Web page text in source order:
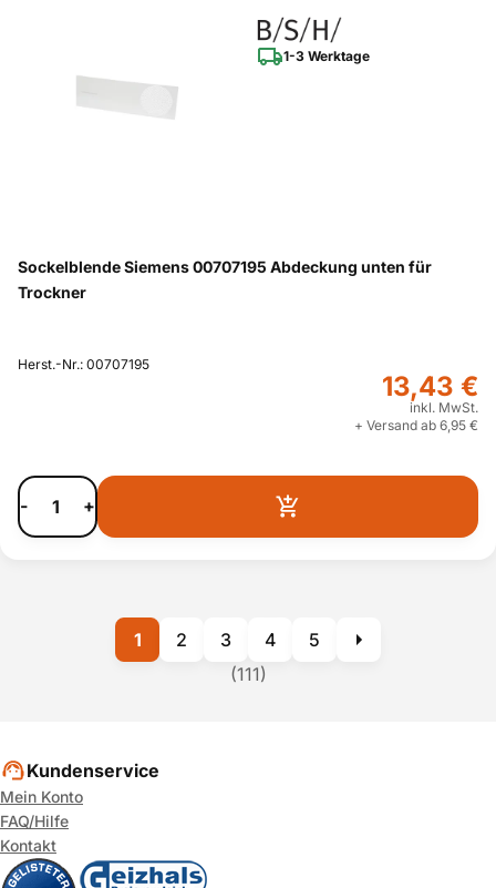
1-3 Werktage
Sockelblende Siemens 00707195 Abdeckung unten für
Trockner
Herst.-Nr.: 00707195
13,43 €
inkl. MwSt.
+ Versand ab 6,95 €
- +
(111)
1 2 3 4 5
Kundenservice
Mein Konto
FAQ/Hilfe
Kontakt